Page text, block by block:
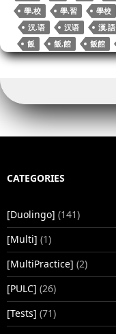
學.校
學.習 學校
汉.语
汉语 漢.語
飯
飯.館 飯館
CATEGORIES
[Duolingo] (141)
[Multi] (1)
[MultiPractice] (2)
[PULC] (26)
[Tests] (71)